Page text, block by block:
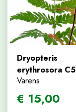
Dryopteris
erythrosora C5
Varens
€ 15,00